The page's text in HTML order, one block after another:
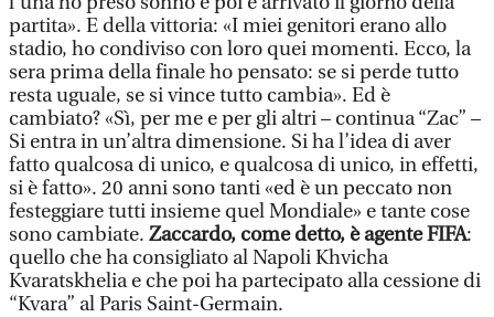
partita». E della vittoria: «I miei genitori erano allo
stadio, ho condiviso con loro quei momenti. Ecco, la
sera prima della finale ho pensato: se si perde tutto
resta uguale, se si vince tutto cambia». Ed è
cambiato? «Sì, per me e per gli altri – continua “Zac” –
Si entra in un’altra dimensione. Si ha l’idea di aver
fatto qualcosa di unico, e qualcosa di unico, in effetti,
si è fatto». 20 anni sono tanti «ed è un peccato non
festeggiare tutti insieme quel Mondiale» e tante cose
sono cambiate. Zaccardo, come detto, è agente FIFA:
quello che ha consigliato al Napoli Khvicha
Kvaratskhelia e che poi ha partecipato alla cessione di
“Kvara” al Paris Saint-Germain.